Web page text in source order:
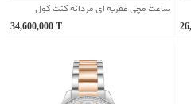
ساعت مچی عقربه ای مردانه کنت کول
34,600,000